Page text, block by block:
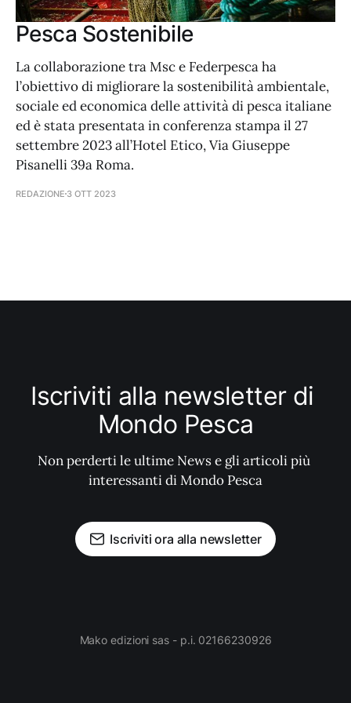
Pesca Sostenibile
La collaborazione tra Msc e Federpesca ha
l’obiettivo di migliorare la sostenibilità ambientale,
sociale ed economica delle attività di pesca italiane
ed è stata presentata in conferenza stampa il 27
settembre 2023 all’Hotel Etico, Via Giuseppe
Pisanelli 39a Roma.
REDAZIONE 3 OTT 2023
Iscriviti alla newsletter di
Mondo Pesca
Non perderti le ultime News e gli articoli più
interessanti di Mondo Pesca
Iscriviti ora alla newsletter
Mako edizioni sas - p.i. 02166230926